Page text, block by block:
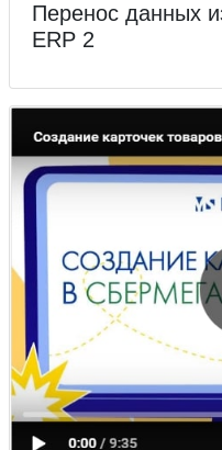
Перенос данных
ERP 2